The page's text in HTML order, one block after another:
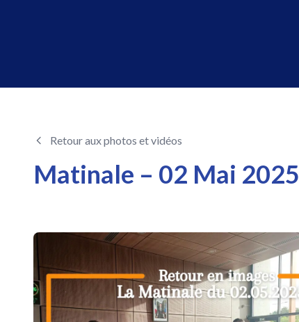
Retour aux photos et vidéos
Matinale – 02 Mai 2025